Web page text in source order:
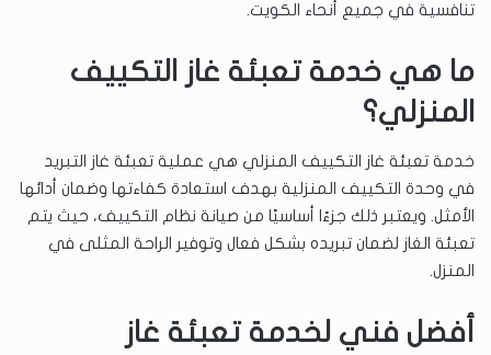
تنافسية في جميع أنحاء الكويت.
ما هي خدمة تعبئة غاز التكييف
المنزلي؟
خدمة تعبئة غاز التكييف المنزلي هي عملية تعبئة غاز التبريد
في وحدة التكييف المنزلية بهدف استعادة كفاءتها وضمان أدائها
الأمثل. ويعتبر ذلك جزءًا أساسيًا من صيانة نظام التكييف، حيث يتم
تعبئة الغاز لضمان تبريده بشكل فعال وتوفير الراحة المثلى في
المنزل.
أفضل فني لخدمة تعبئة غاز